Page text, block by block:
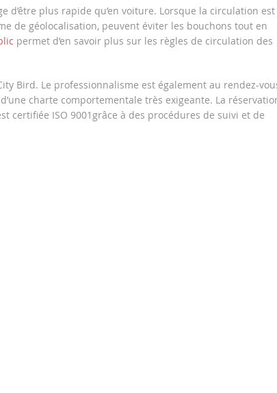
d’être plus rapide qu’en voiture. Lorsque la circulation est
de géolocalisation, peuvent éviter les bouchons tout en
permet d’en savoir plus sur les règles de circulation des
Bird. Le professionnalisme est également au rendez-
charte comportementale très exigeante. La
certifiée ISO 9001grâce à des procédures de suivi et de